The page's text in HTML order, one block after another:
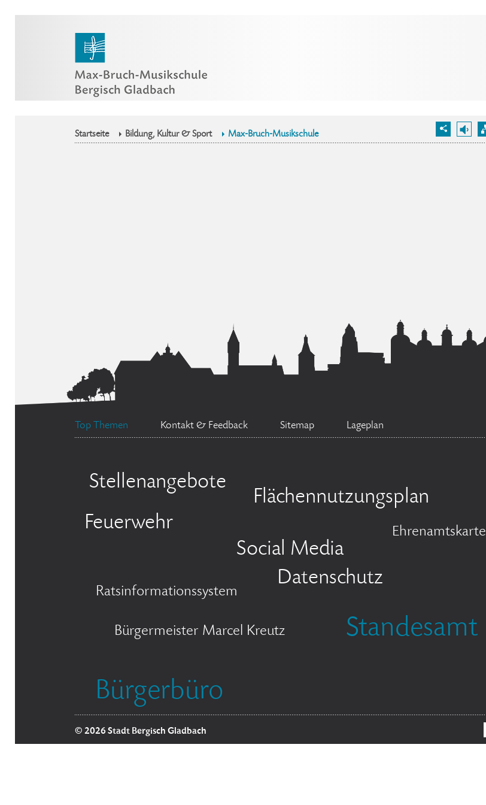
Startseite Bildung, Kultur & Sport Max-Bruch-Musikschule
Top Themen Kontakt & Feedback Sitemap Lageplan
Stellenangebote
Flächennutzungsplan
Feuerwehr
Social Media
Ehrenamtskarte
Ratsinformationssystem
Datenschutz
Bürgermeister Marcel Kreutz Standesamt
Bürgerbüro
© 2026 Stadt Bergisch Gladbach